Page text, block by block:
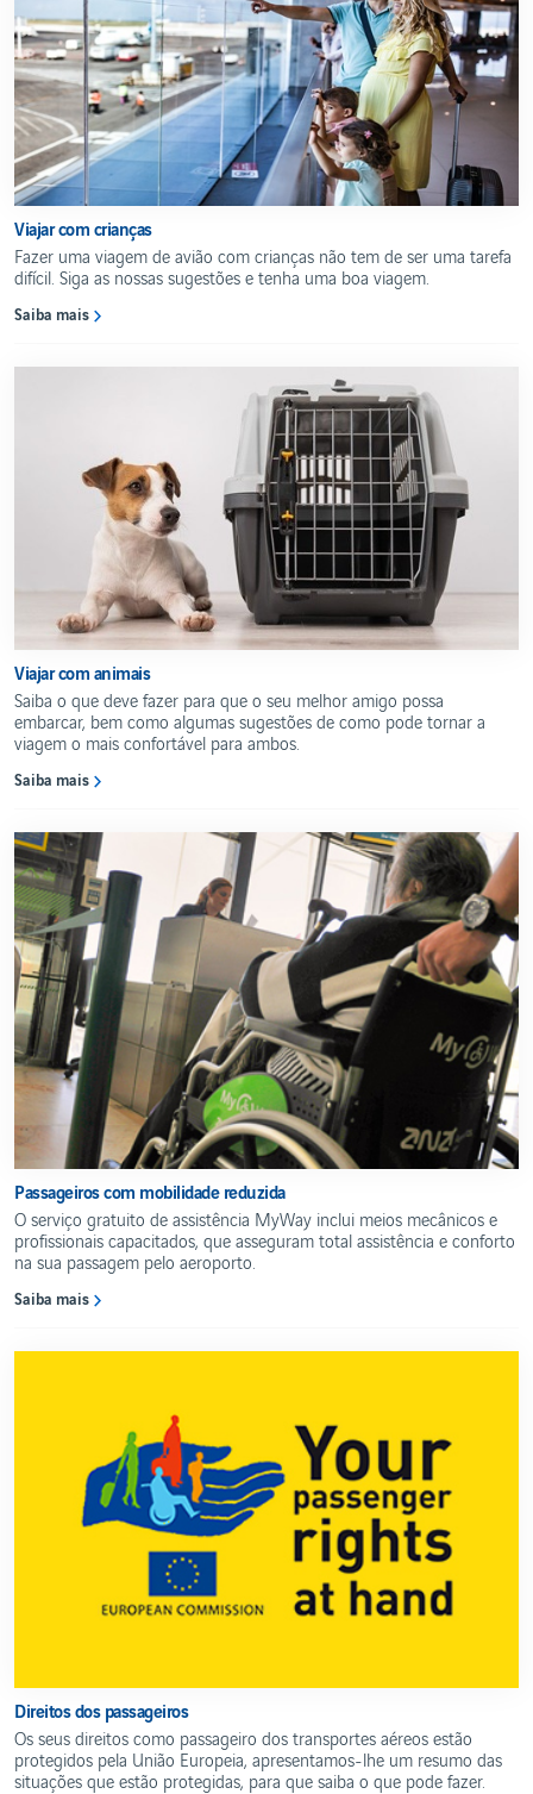
Viajar com crianças
Fazer uma viagem de avião com crianças não tem de ser uma tarefa
difícil. Siga as nossas sugestões e tenha uma boa viagem.
Saiba mais
Viajar com animais
Saiba o que deve fazer para que o seu melhor amigo possa
embarcar, bem como algumas sugestões de como pode tornar a
viagem o mais confortável para ambos.
Saiba mais
Passageiros com mobilidade reduzida
O serviço gratuito de assistência MyWay inclui meios mecânicos e
profissionais capacitados, que asseguram total assistência e conforto
na sua passagem pelo aeroporto.
Saiba mais
Direitos dos passageiros
Os seus direitos como passageiro dos transportes aéreos estão
protegidos pela União Europeia, apresentamos-lhe um resumo das
situações que estão protegidas, para que saiba o que pode fazer.